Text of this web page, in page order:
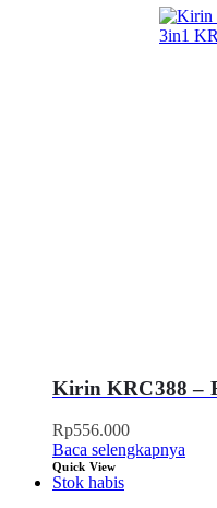
Kirin KRC388 –
Rp556.000
Baca selengkapnya
Quick View
Stok habis